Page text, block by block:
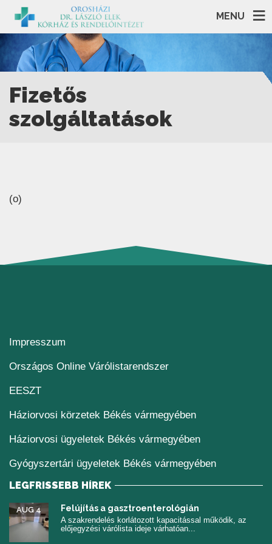
MENU
Fizetős
szolgáltatások
(o)
Impresszum
Országos Online Várólistarendszer(új ablakban nyílik
EESZT(új ablakban nyílik meg)
Háziorvosi körzetek Békés vármegyében
Háziorvosi ügyeletek Békés vármegyében
Gyógyszertári ügyeletek Békés vármegyében
LEGFRISSEBB HÍREK
Felújítás a gasztroenterológián
AUG 4
A szakrendelés korlátozott kapacitással működik, az
előjegyzési várólista ideje várhatóan...